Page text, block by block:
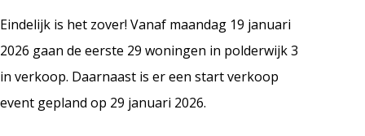
Eindelijk is het zover! Vanaf maandag 19 januari
2026 gaan de eerste 29 woningen in polderwijk 3
in verkoop. Daarnaast is er een start verkoop
event gepland op 29 januari 2026.